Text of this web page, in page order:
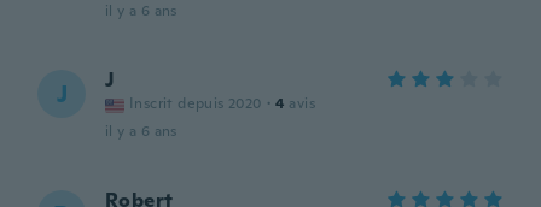
il y a 6 ans
J J
Inscrit depuis 2020 · 4 avis
il y a 6 ans
Robert